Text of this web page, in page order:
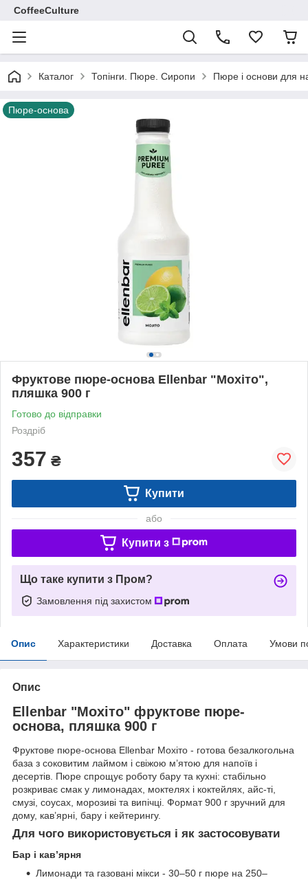
CoffeeCulture
Каталог Топінги. Пюре. Сиропи Пюре і основи для
Пюре-основа
Фруктове пюре-основа Ellenbar "Мохіто",
пляшка 900 г
Готово до відправки
Роздріб
357 ₴
Купити
або
Купити з
Що таке купити з Пром?
Замовлення під захистом
Опис Характеристики Доставка Оплата Умови
Опис
Ellenbar "Мохіто" фруктове пюре-
основа, пляшка 900 г
Фруктове пюре-основа Ellenbar Мохіто - готова безалкогольна
база з соковитим лаймом і свіжою м’ятою для напоїв і
десертів. Пюре спрощує роботу бару та кухні: стабільно
розкриває смак у лимонадах, моктелях і коктейлях, айс-ті,
смузі, соусах, морозиві та випічці. Формат 900 г зручний для
дому, кав’ярні, бару і кейтерингу.
Для чого використовується і як застосовувати
Бар і кав’ярня
Лимонади та газовані мікси - 30–50 г пюре на 250–